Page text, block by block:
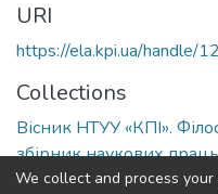
URI
https://ela.kpi.ua/handle/
Collections
Вісник НТУУ «КПІ».
збірник наукових
We collect and process